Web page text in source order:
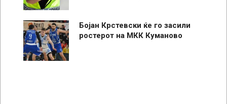
Бојан Крстевски ќе го засили
ростерот на МКК Куманово